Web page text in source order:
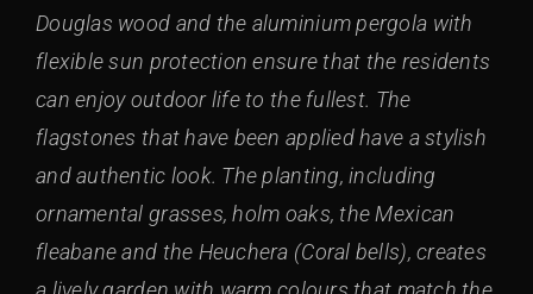
Douglas wood and the aluminium pergola with
flexible sun protection ensure that the residents
can enjoy outdoor life to the fullest. The
flagstones that have been applied have a stylish
and authentic look. The planting, including
ornamental grasses, holm oaks, the Mexican
fleabane and the Heuchera (Coral bells), creates